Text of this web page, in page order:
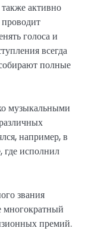
активно
голоса и
всегда
полные
музыкальными
например, в
где исполнил
звания
многократный
премий.